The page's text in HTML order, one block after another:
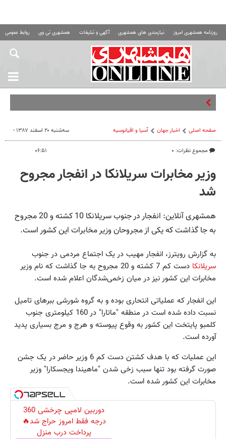
روزنامه همشهری امروز نیازمندی های همشهری آگهی و تبلیغات همشهری تی وی روابط عمومی
صفحه اصلی اخبار جهان آسیا و اقیانوسیه
مجموع نظرات: ۰
سه‌شنبه ۲۰ اسفند ۱۳۸۷ -
۰۶:۵۱
وزیر مخابرات سریلانکا در انفجار مجروح
شد
همشهری آنلاین: انفجار در جنوب سریلانکا 10 کشته و 20 مجروح
به جا گذاشت که یکی از مجروحان وزیر مخابرات این کشور است.
به گزارش رویترز، انفجار مهیب در یک اجتماع مردمی در جنوب
سریلانکا
دست کم 7 کشته و 20 مجروح به جا گذاشت که نام وزیر
مخابرات این کشور نیز در میان زخمی‌شدگان اعلام شده است.
این انفجار که عملیاتی انتحاری بوده و به گروه شورشی ببرهای تامیل
نسبت داده شده است در منطقه "ماتارا" در 160 کیلومتری جنوب
کلمبو پایتخت این کشور به وقوع پیوسته و هرج و مرج بسیاری پدید
آورده است.
این عملیات که با هدف کشتن دست کم 6 وزیر حاضر در یک جشن
صورت گرفته بود تنها سبب زخی شدن "ماهیندا ویجسکارا" وزیر
مخابرات این کشور شده است.
دوربین لامپی چرخشی 360
درجه فقط امروز حراج شد🔥
پرداخت درب منزل